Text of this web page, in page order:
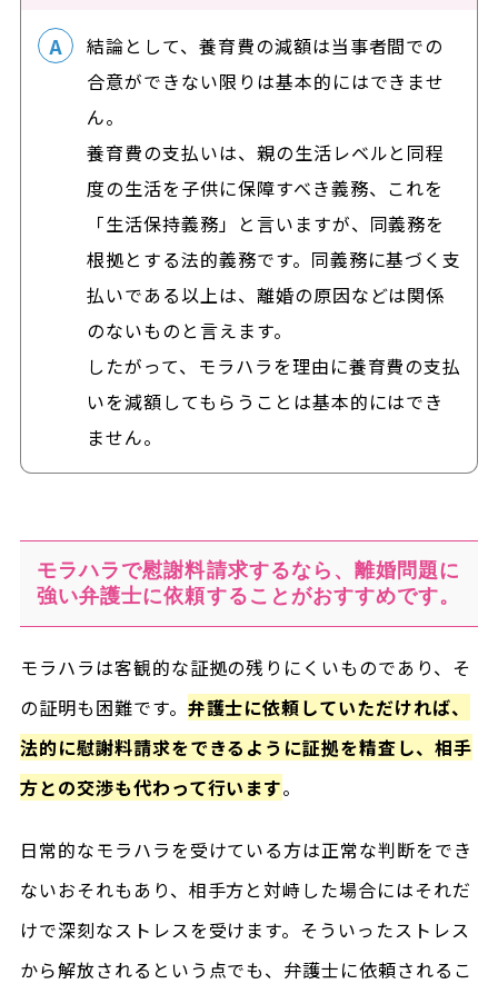
結論として、養育費の減額は当事者間での
合意ができない限りは基本的にはできませ
ん。
養育費の支払いは、親の生活レベルと同程
度の生活を子供に保障すべき義務、これを
「生活保持義務」と言いますが、同義務を
根拠とする法的義務です。同義務に基づく支
払いである以上は、離婚の原因などは関係
のないものと言えます。
したがって、モラハラを理由に養育費の支払
いを減額してもらうことは基本的にはでき
ません。
モラハラで慰謝料請求するなら、離婚問題に
強い弁護士に依頼することがおすすめです。
モラハラは客観的な証拠の残りにくいものであり、そ
の証明も困難です。 弁護士に依頼していただければ、
法的に慰謝料請求をできるように証拠を精査し、相手
方との交渉も代わって行います。
日常的なモラハラを受けている方は正常な判断をでき
ないおそれもあり、相手方と対峙した場合にはそれだ
けで深刻なストレスを受けます。そういったストレス
から解放されるという点でも、弁護士に依頼されるこ